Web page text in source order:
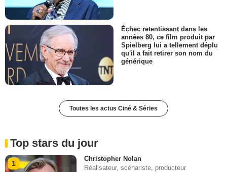
Échec retentissant dans les
années 80, ce film produit par
Spielberg lui a tellement déplu
qu'il a fait retirer son nom du
générique
Toutes les actus Ciné & Séries
Top stars du jour
1
Christopher Nolan
Réalisateur, scénariste, producteur